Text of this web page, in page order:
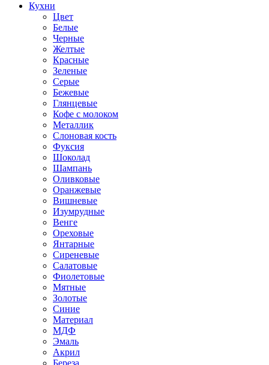
Кухни
Цвет
Белые
Черные
Желтые
Красные
Зеленые
Серые
Бежевые
Глянцевые
Кофе с молоком
Металлик
Слоновая кость
Фуксия
Шоколад
Шампань
Оливковые
Оранжевые
Вишневые
Изумрудные
Венге
Ореховые
Янтарные
Сиреневые
Салатовые
Фиолетовые
Мятные
Золотые
Синие
Материал
МДФ
Эмаль
Акрил
Береза